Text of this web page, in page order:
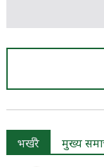
भर्खरै मुख्य